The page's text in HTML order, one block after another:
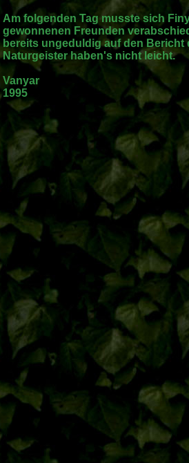
Am folgenden Tag musste sich
gewonnenen Freunden
bereits ungeduldig auf den Bericht
Naturgeister haben's nicht leicht.
Vanyar
1995